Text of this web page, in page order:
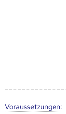
Voraus­setzungen: